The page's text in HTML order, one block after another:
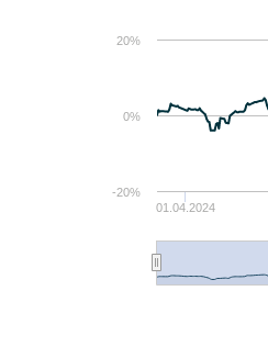
01.04.2024
0%
20%
-20%